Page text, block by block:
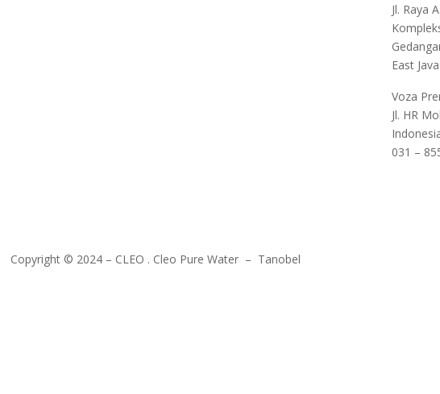
Jl. Raya
East
Voza
Jl. HR
031 –
Copyright © 2024 – CLEO . Cleo Pure Water – Tanobel